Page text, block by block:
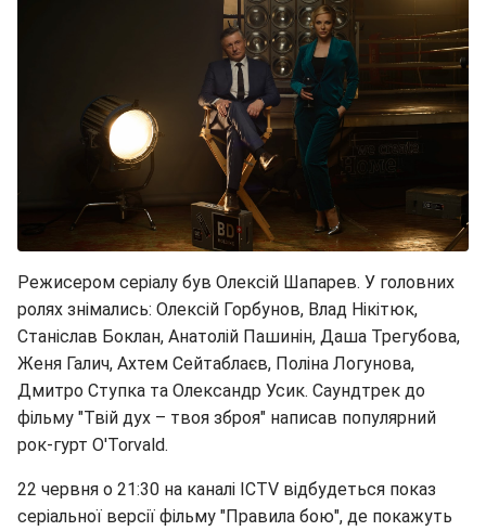
Режисером серіалу був Олексій Шапарев. У головних
ролях знімались: Олексій Горбунов, Влад Нікітюк,
Станіслав Боклан, Анатолій Пашинін, Даша Трегубова,
Женя Галич, Ахтем Сейтаблаєв, Поліна Логунова,
Дмитро Ступка та Олександр Усик. Саундтрек до
фільму "Твій дух – твоя зброя" написав популярний
рок-гурт O'Torvald.
22 червня о 21:30 на каналі ICTV відбудеться показ
серіальної версії фільму "Правила бою", де покажуть